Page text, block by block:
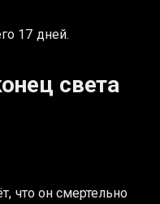
17 дней.
света
что он смертельно